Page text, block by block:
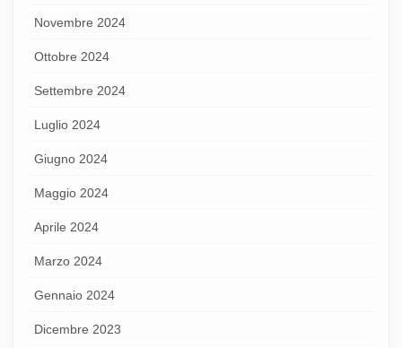
Novembre 2024
Ottobre 2024
Settembre 2024
Luglio 2024
Giugno 2024
Maggio 2024
Aprile 2024
Marzo 2024
Gennaio 2024
Dicembre 2023